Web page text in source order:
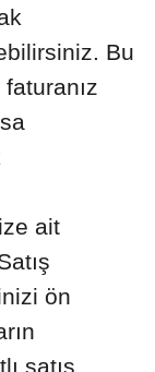
Bu
ait
ön
satış